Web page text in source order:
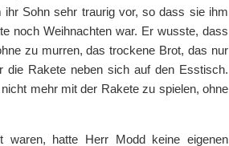
Sohn sehr traurig vor, so dass sie ihm
noch Weihnachten war. Er wusste, dass
zu murren, das trockene Brot, das nur
die Rakete neben sich auf den Esstisch.
mehr mit der Rakete zu spielen, ohne
waren, hatte Herr Modd keine eigenen